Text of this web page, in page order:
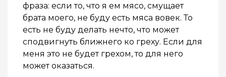
фраза: если то, что я ем мясо, смущает
брата моего, не буду есть мяса вовек. То
есть не буду делать нечто, что может
сподвигнуть ближнего ко греху. Если для
меня это не будет грехом, то для него
может оказаться.